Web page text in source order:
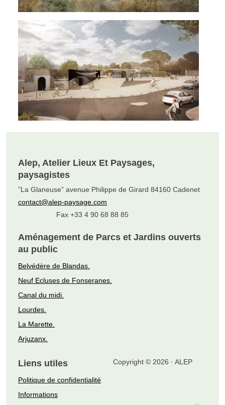
Alep, Atelier Lieux Et Paysages,
paysagistes
”La Glaneuse” avenue Philippe de Girard 84160 Cadenet
contact@alep-paysage.com
Fax +33 4 90 68 88 85
Aménagement de Parcs et Jardins ouverts
au public
Belvédère de Blandas.
Neuf Ecluses de Fonseranes.
Canal du midi.
Lourdes.
La Marette.
Arjuzanx.
Liens utiles
Politique de confidentialité
Informations
Copyright © 2026 · ALEP